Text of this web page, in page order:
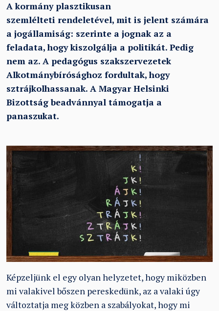
A kormány plasztikusan
szemlélteti rendeletével, mit is jelent számára
a jogállamiság: szerinte a jognak az a
feladata, hogy kiszolgálja a politikát. Pedig
nem az. A pedagógus szakszervezetek
Alkotmánybírósághoz fordultak, hogy
sztrájkolhassanak. A Magyar Helsinki
Bizottság beadvánnyal támogatja a
panaszukat.
Képzeljünk el egy olyan helyzetet, hogy miközben
mi valakivel bőszen pereskedünk, az a valaki úgy
változtatja meg közben a szabályokat, hogy mi